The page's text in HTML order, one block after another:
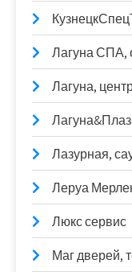
Лагуна СПА,
Лагуна,
Лазурная,
Леруа
Люкс сервис
Маг дверей,